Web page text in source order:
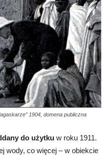
1904, domena publiczna
do użytku w roku 1911.
wody, co więcej – w obiekcie